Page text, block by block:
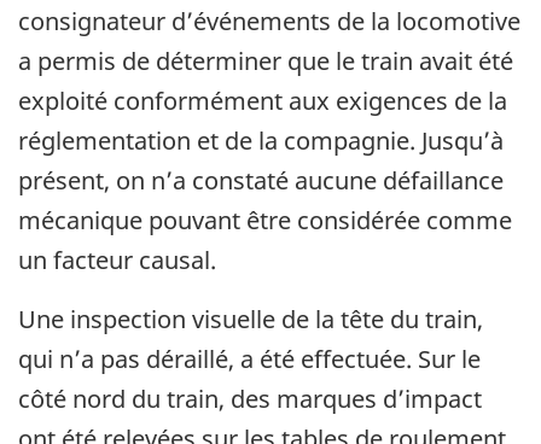
consignateur d’événements de la locomotive
a permis de déterminer que le train avait été
exploité conformément aux exigences de la
réglementation et de la compagnie. Jusqu’à
présent, on n’a constaté aucune défaillance
mécanique pouvant être considérée comme
un facteur causal.
Une inspection visuelle de la tête du train,
qui n’a pas déraillé, a été effectuée. Sur le
côté nord du train, des marques d’impact